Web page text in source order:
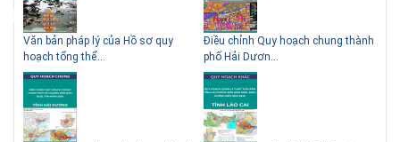
Văn bản pháp lý của Hồ sơ quy
hoạch tổng thể...
Điều chỉnh Quy hoạch chung thành
phố Hải Dươn...